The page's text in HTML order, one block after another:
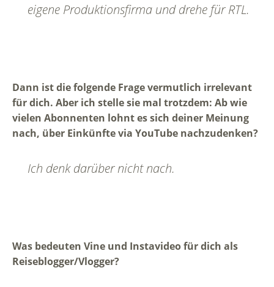
eigene Produktionsfirma und drehe für RTL.
Dann ist die folgende Frage vermutlich irrelevant
für dich. Aber ich stelle sie mal trotzdem: Ab wie
vielen Abonnenten lohnt es sich deiner Meinung
nach, über Einkünfte via YouTube nachzudenken?
Ich denk darüber nicht nach.
Was bedeuten Vine und Instavideo für dich als
Reiseblogger/Vlogger?